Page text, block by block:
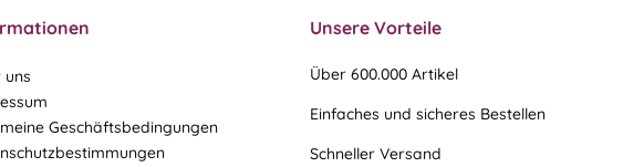
uns
Geschäftsbedingungen
Unsere Vorteile
Über 600.000 Artikel
Einfaches und sicheres Bestellen
Schneller Versand